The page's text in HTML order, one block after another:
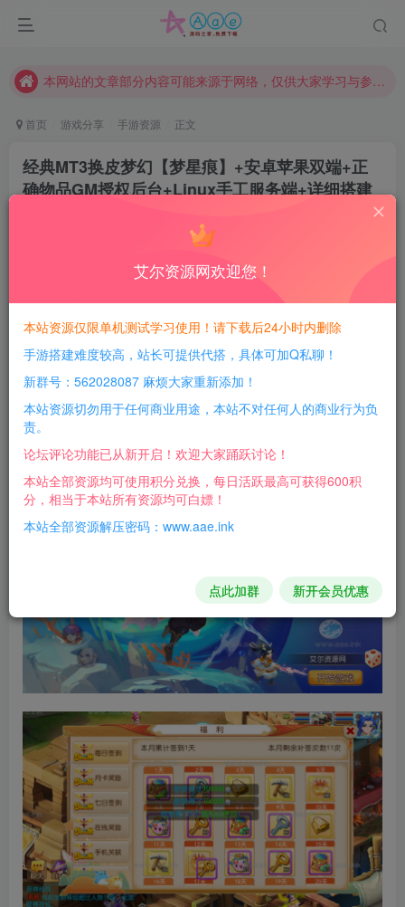
现在赞助会员享受专属折扣，详情点击此条公告。
本网站的文章部分内容可能来源于网络，仅供大家学习与参考，如有侵权，请联系站长QQ466107887进行删除处理。
首页 游戏分享 手游资源 正文
经典MT3换皮梦幻【梦星痕】+安卓苹果双端+正
确物品GM授权后台+Linux手工服务端+详细搭建
每日活跃最高可获得600积分！所有资源可以使用
积分免费兑换！
游戏介绍：
游戏截图：
艾尔资源网欢迎您！
本站资源仅限单机测试学习使用！请下载后24小时内删除
手游搭建难度较高，站长可提供代搭，具体可加Q私聊！
新群号：562028087 麻烦大家重新添加！
本站资源切勿用于任何商业用途，本站不对任何人的商业行为负
责。
论坛评论功能已从新开启！欢迎大家踊跃讨论！
本站全部资源均可使用积分兑换，每日活跃最高可获得600积
分，相当于本站所有资源均可白嫖！
本站全部资源解压密码：www.aae.ink
点此加群 新开会员优惠